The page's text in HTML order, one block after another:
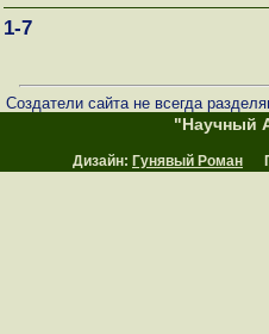
1-7
Создатели сайта не всегда
"Научный
Дизайн: Гунявый Роман